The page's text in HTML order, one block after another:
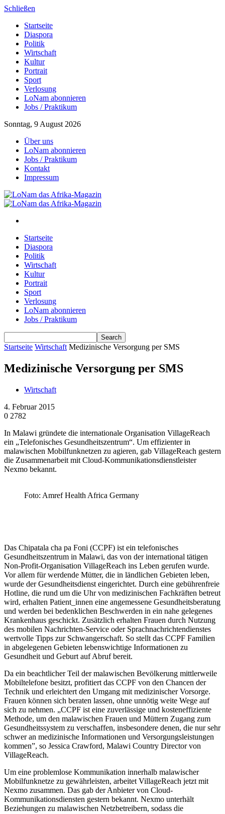
Schließen
Startseite
Diaspora
Politik
Wirtschaft
Kultur
Portrait
Sport
Verlosung
LoNam abonnieren
Jobs / Praktikum
Sonntag, 9 August 2026
Über uns
LoNam abonnieren
Jobs / Praktikum
Kontakt
Impressum
Startseite
Diaspora
Politik
Wirtschaft
Kultur
Portrait
Sport
Verlosung
LoNam abonnieren
Jobs / Praktikum
Startseite Wirtschaft Medizinische Versorgung per SMS
Medizinische Versorgung per SMS
Wirtschaft
4. Februar 2015
0 2782
In Malawi gründete die internationale Organisation VillageReach
ein „Telefonisches Gesundheitszentrum“. Um effizienter in
malawischen Mobilfunknetzen zu agieren, gab VillageReach gestern
die Zusammenarbeit mit Cloud-Kommunikationsdienstleister
Nexmo bekannt.
Foto: Amref Health Africa Germany
Das Chipatala cha pa Foni (CCPF) ist ein telefonisches
Gesundheitszentrum in Malawi, das von der international tätigen
Non-Profit-Organisation VillageReach ins Leben gerufen wurde.
Vor allem für werdende Mütter, die in ländlichen Gebieten leben,
wurde der Gesundheitsdienst eingerichtet. Durch eine gebührenfreie
Hotline, die rund um die Uhr von medizinischen Fachkräften betreut
wird, erhalten Patient_innen eine angemessene Gesundheitsberatung
und werden bei bedenklichen Beschwerden in ein nahe gelegenes
Krankenhaus geschickt. Zusätzlich erhalten Frauen durch Nutzung
des mobilen Nachrichten-Service oder Sprachnachrichtendienstes
wertvolle Tipps zur Schwangerschaft. So stellt das CCPF Familien
in abgelegenen Gebieten lebenswichtige Informationen zu
Gesundheit und Geburt auf Abruf bereit.
Da ein beachtlicher Teil der malawischen Bevölkerung mittlerweile
Mobiltelefone besitzt, profitiert das CCPF von den Chancen der
Technik und erleichtert den Umgang mit medizinischer Vorsorge.
Frauen können sich beraten lassen, ohne unnötig weite Wege auf
sich zu nehmen. „CCPF ist eine zuverlässige und kosteneffiziente
Methode, um den malawischen Frauen und Müttern Zugang zum
Gesundheitssystem zu verschaffen, insbesondere denen, die nur sehr
schwer an medizinische Informationen und Versorgungsleistungen
kommen”, so Jessica Crawford, Malawi Country Director von
VillageReach.
Um eine problemlose Kommunikation innerhalb malawischer
Mobilfunknetze zu gewährleisten, arbeitet VillageReach jetzt mit
Nexmo zusammen. Das gab der Anbieter von Cloud-
Kommunikationsdiensten gestern bekannt. Nexmo unterhält
Beziehungen zu malawischen Netzbetreibern, sodass die